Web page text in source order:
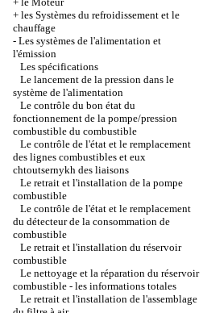
+ les Systèmes du refroidissement et le
chauffage
- Les systèmes de l'alimentation et
l'émission
Les spécifications
Le lancement de la pression dans le
système de l'alimentation
Le contrôle du bon état du
fonctionnement de la pompe/pression
combustible du combustible
Le contrôle de l'état et le remplacement
des lignes combustibles et eux
chtoutsernykh des liaisons
Le retrait et l'installation de la pompe
combustible
Le contrôle de l'état et le remplacement
du détecteur de la consommation de
combustible
Le retrait et l'installation du réservoir
combustible
Le nettoyage et la réparation du réservoir
combustible - les informations totales
Le retrait et l'installation de l'assemblage